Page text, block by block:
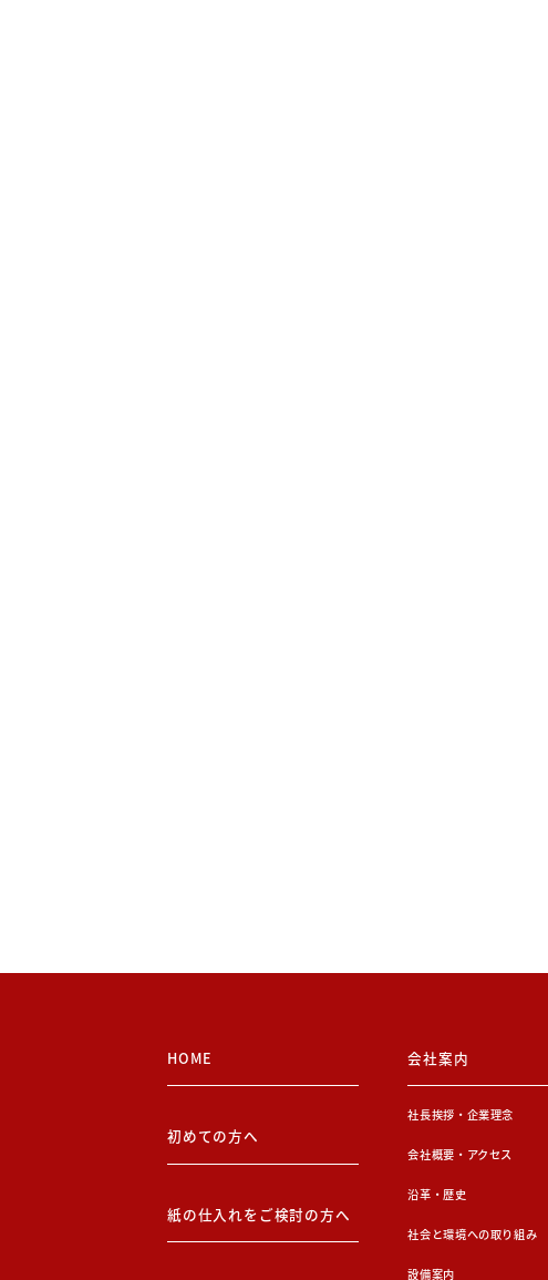
HOME
初めての方へ
紙の仕入れをご検討の方へ
会社案内
社長挨拶・企業理念
会社概要・アクセス
沿革・歴史
社会と環境への取り組み
設備案内